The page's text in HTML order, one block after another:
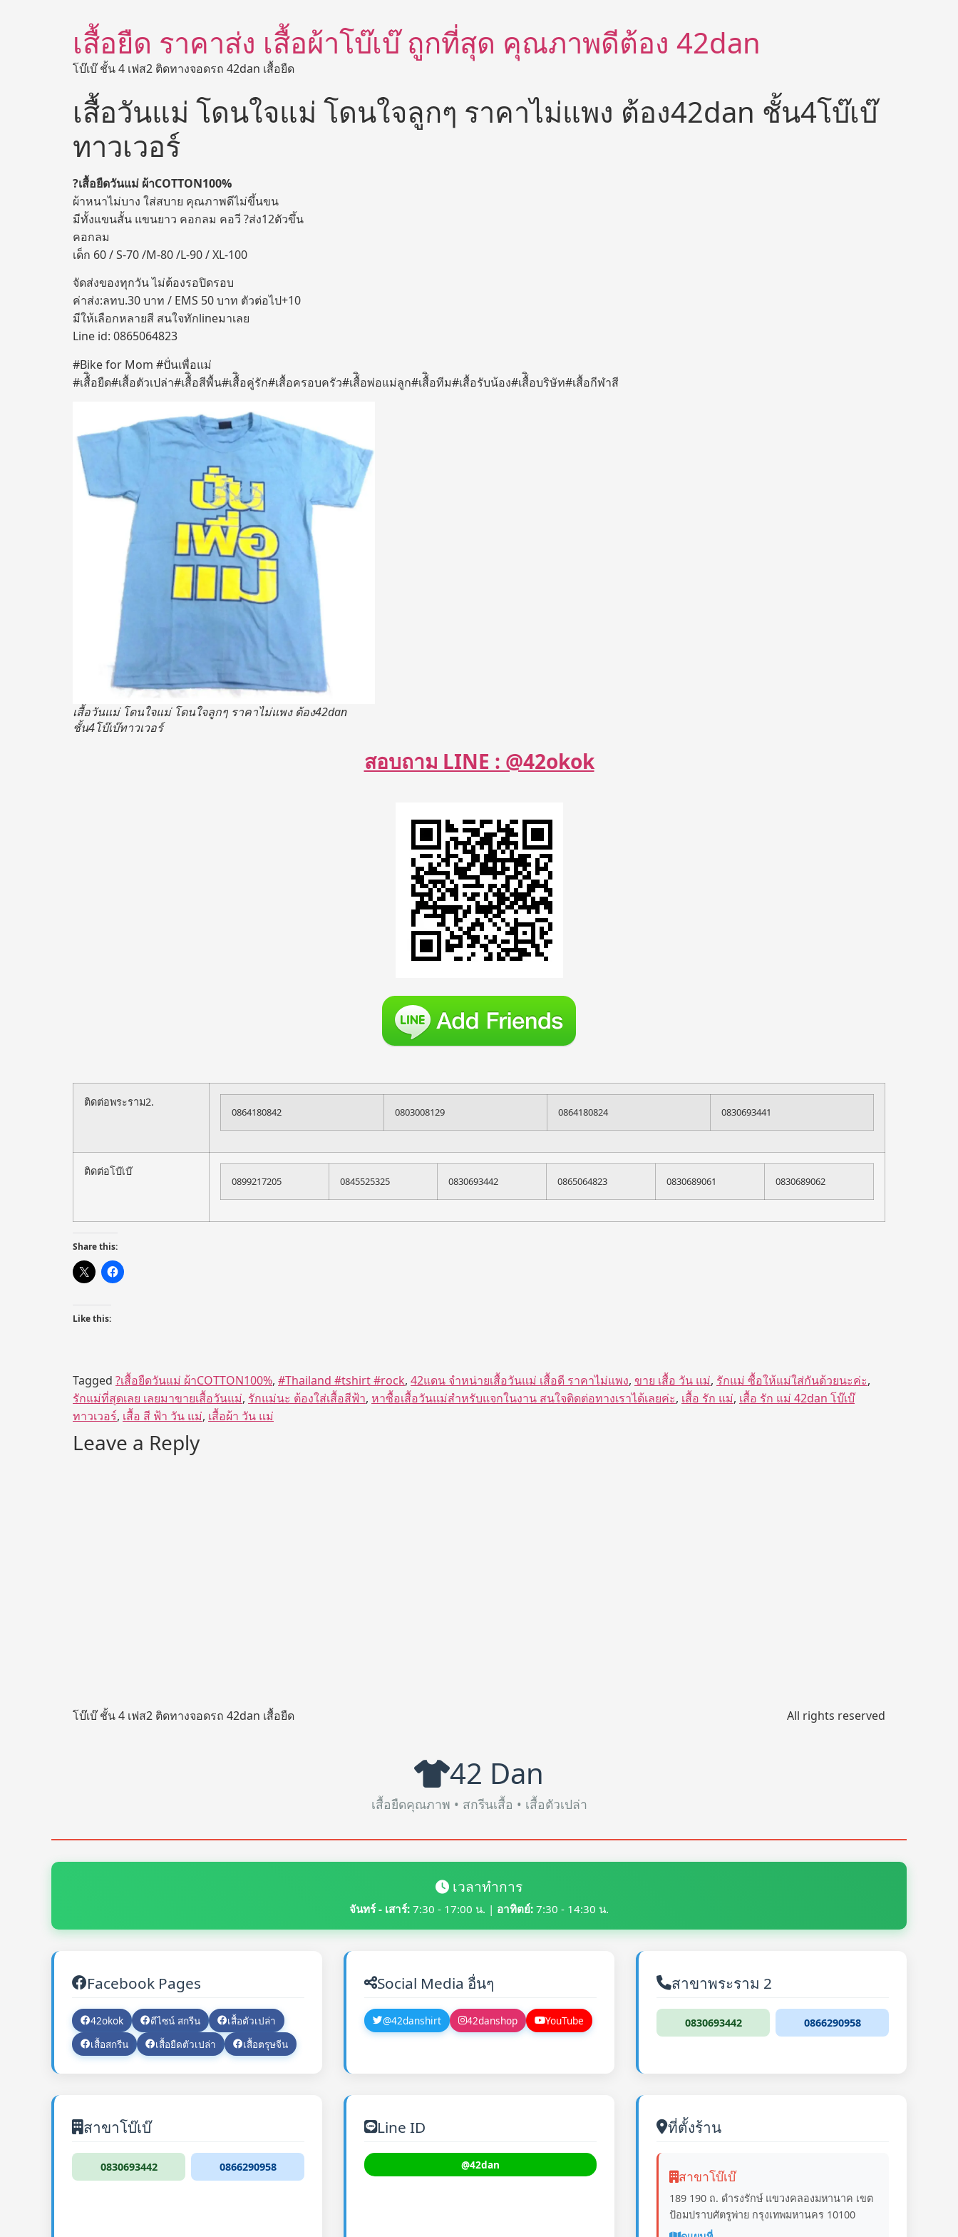
เสื้อยืด ราคาส่ง เสื้อผ้าโบ๊เบ๊ ถูกที่สุด คุณภาพดีต้อง 42dan
โบ๊เบ๊ ชั้น 4 เฟส2 ติดทางจอดรถ 42dan เสื้อยืด
เสื้อวันแม่ โดนใจแม่ โดนใจลูกๆ ราคาไม่แพง ต้อง42dan ชั้น4โบ๊เบ๊
ทาวเวอร์
?เสื้อยืดวันแม่ ผ้าCOTTON100%
ผ้าหนาไม่บาง ใส่สบาย คุณภาพดีไม่ขึ้นขน
มีทั้งแขนสั้น แขนยาว คอกลม คอวี ?ส่ง12ตัวขึ้น
คอกลม
เด็ก 60 / S-70 /M-80 /L-90 / XL-100
จัดส่งของทุกวัน ไม่ต้องรอปิดรอบ
ค่าส่ง:ลทบ.30 บาท / EMS 50 บาท ตัวต่อไป+10
มีให้เลือกหลายสี สนใจทักlineมาเลย
Line id: 0865064823
#Bike for Mom #ปั่นเพื่อแม่
#เสื้ิอยืด#เสื้อตัวเปล่า#เสื้ิอสีพื้น#เสื้ิอคู่รัก#เสื้อครอบครัว#เสื้ิอพ่อแม่ลูก#เสื้ิอทีม#เสื้อรับน้อง#เสื้ิอบริษัท#เสื้อกีฬาสี
เสื้อวันแม่ โดนใจแม่ โดนใจลูกๆ ราคาไม่แพง ต้อง42dan
ชั้น4โบ๊เบ๊ทาวเวอร์
สอบถาม LINE : @42okok
ติดต่อพระราม2.
0864180842 0803008129 0864180824 0830693441
ติดต่อโบ๊เบ๊
0899217205 0845525325 0830693442 0865064823 0830689061 0830689062
Share this:
Like this:
Tagged ?เสื้อยืดวันแม่ ผ้าCOTTON100%, #Thailand #tshirt #rock, 42แดน จำหน่ายเสื้อวันแม่ เสื้อดี ราคาไม่แพง, ขาย เสื้อ วัน แม่, รักแม่ ซื้อให้แม่ใส่กันด้วยนะค่ะ,
รักแม่ที่สุดเลย เลยมาขายเสื้อวันแม่, รักแม่นะ ต้องใส่เสื้อสีฟ้า, หาซื้อเสื้อวันแม่สำหรับแจกในงาน สนใจติดต่อทางเราได้เลยค่ะ, เสื้อ รัก แม่, เสื้อ รัก แม่ 42dan โบ๊เบ๊
ทาวเวอร์, เสื้อ สี ฟ้า วัน แม่, เสื้อผ้า วัน แม่
Leave a Reply
โบ๊เบ๊ ชั้น 4 เฟส2 ติดทางจอดรถ 42dan เสื้อยืด All rights reserved
42 Dan
เสื้อยืดคุณภาพ • สกรีนเสื้อ • เสื้อตัวเปล่า
เวลาทำการ
จันทร์ - เสาร์: 7:30 - 17:00 น. | อาทิตย์: 7:30 - 14:30 น.
Facebook Pages
42okok ดีไซน์ สกรีน
เสื้อตัวเปล่า
เสื้อสกรีน
เสื้อยืดตัวเปล่า เสื้อตรุษจีน
Social Media อื่นๆ
@42danshirt 42danshop YouTube
สาขาพระราม 2
0830693442 0866290958
สาขาโบ๊เบ๊
0830693442 0866290958
Line ID
@42dan
ที่ตั้งร้าน
สาขาโบ๊เบ๊
189 190 ถ. ดำรงรักษ์ แขวงคลองมหานาค เขต
ป้อมปราบศัตรูพ่าย กรุงเทพมหานคร 10100